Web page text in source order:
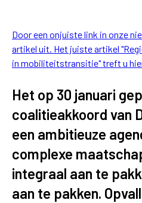
Door een onjuiste link in onze
artikel uit. Het juiste artikel
in mobiliteitstransitie" treft u
Het op 30 januari
coalitieakkoord van
een ambitieuze
complexe
integraal aan te
aan te pakken.